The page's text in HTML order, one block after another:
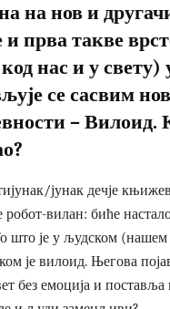
на нов и
и прва такве
нас и у свету)
се сасвим
– Вилоид.
јунак дечје
робот-вилан: биће
што је у људском (нашем
је вилоид. Његова
без емоција и поставља